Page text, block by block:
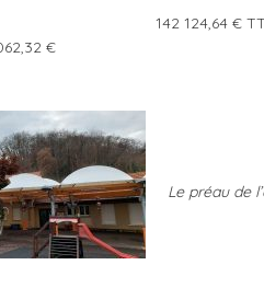
€ HT 142 124,64 €
€
Le préau de